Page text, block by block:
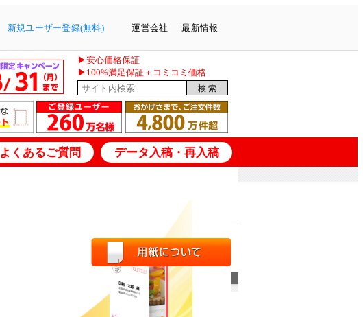
新規ユーザー登録(無料) 運営会社 最新情報
▶安心価格保証
▶100%満足保証＋コミコミ価格
よくあるご質問 データ入稿・再入稿